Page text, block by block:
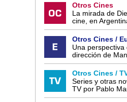
Otros Cines
La mirada de
cine, en
Otros Cines /
Una
dirección de
Otros Cines /
Series y otras
TV por Pablo